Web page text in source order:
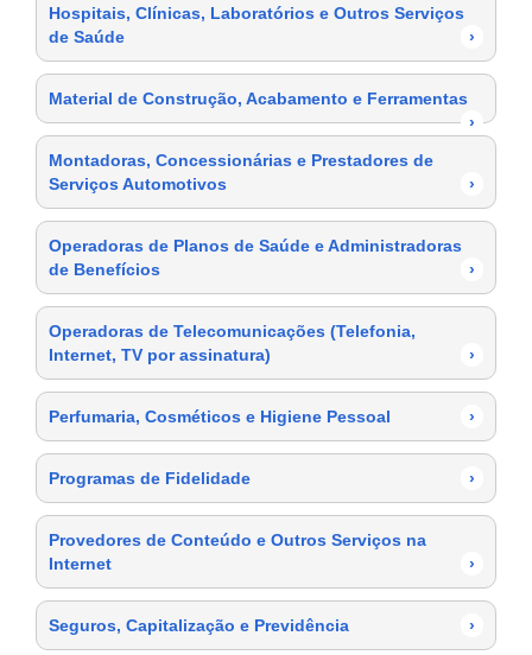
Hospitais, Clínicas, Laboratórios e Outros Serviços
de Saúde
›
Material de Construção, Acabamento e Ferramentas
›
Montadoras, Concessionárias e Prestadores de
Serviços Automotivos
›
Operadoras de Planos de Saúde e Administradoras
de Benefícios
›
Operadoras de Telecomunicações (Telefonia,
Internet, TV por assinatura)
›
Perfumaria, Cosméticos e Higiene Pessoal ›
Programas de Fidelidade ›
Provedores de Conteúdo e Outros Serviços na
Internet
›
Seguros, Capitalização e Previdência ›